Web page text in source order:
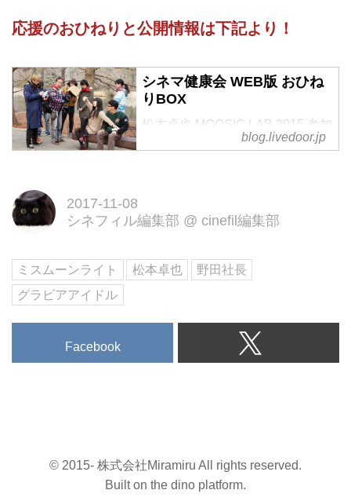
応援のおひねりと公開情報は下記より！
シネマ健康会 WEB版 おひね
りBOX
松本卓也 MOOSIC LAB 2015 参加
新作映画 サポーター大募集！
blog.livedoor.jp
2017-11-08
シネフィル編集部 @ cinefil編集部
ミスムーンライト 松本卓也
野田社長
グラビアアイドル
Facebook
© 2015- 株式会社Miramiru All rights reserved.
Built on the dino platform.